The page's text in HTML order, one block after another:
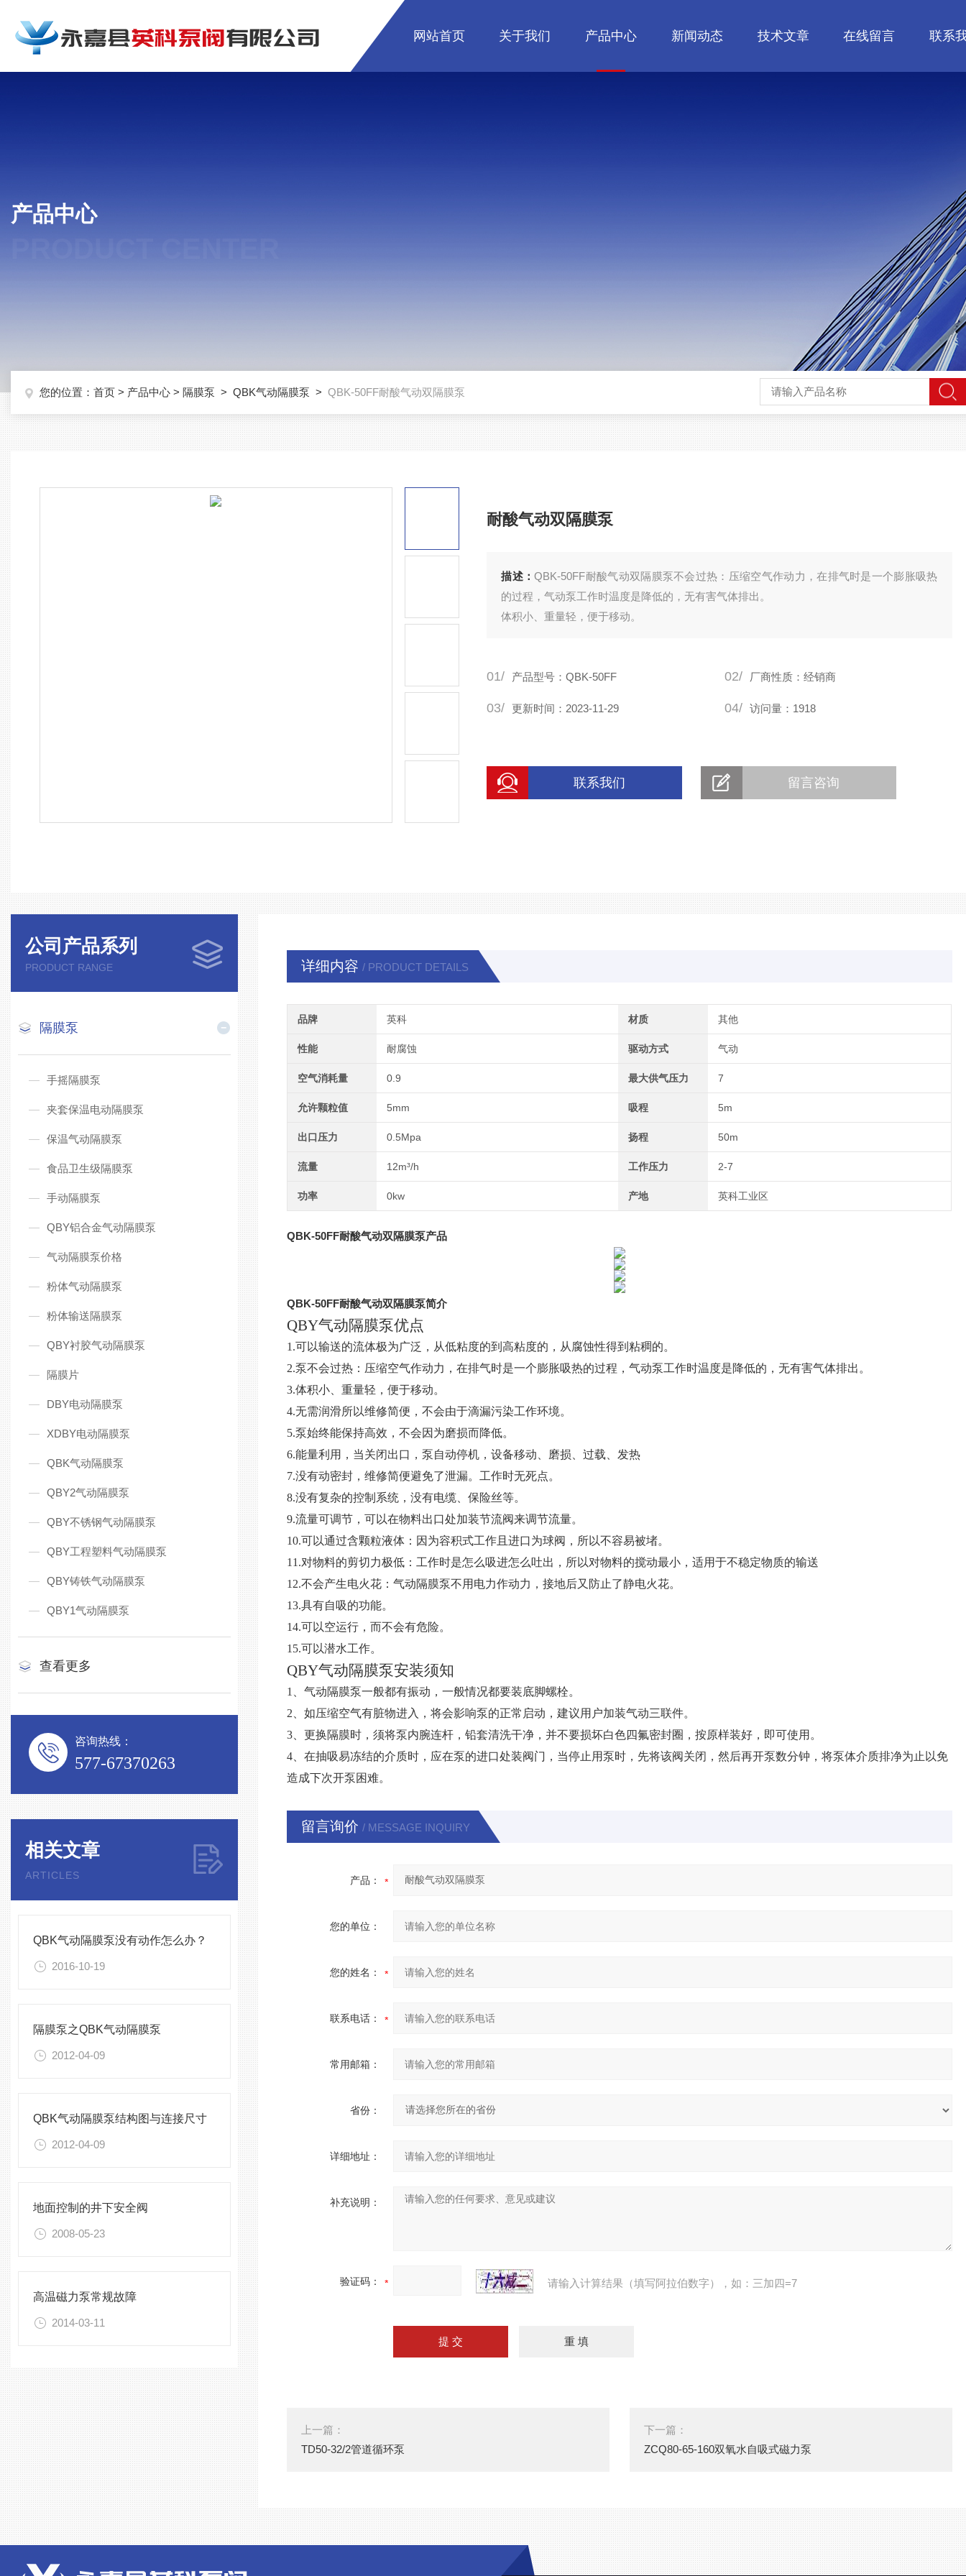
网站首页 关于我们 产品中心 新闻动态 技术文章 在线留言 联系
产品中心
您的位置： 首页 > 产品中心 > 隔膜泵 > QBK气动隔膜泵 > QBK-50FF耐酸气动双隔膜泵
耐酸气动双隔膜泵
描述：QBK-50FF耐酸气动双隔膜泵不会过热：压缩空气作动力，在排气时是一个膨胀吸热
的过程，气动泵工作时温度是降低的，无有害气体排出。
体积小、重量轻，便于移动。
01/ 产品型号：QBK-50FF 02/ 厂商性质：经销商
03/ 更新时间：2023-11-29 04/ 访问量：1918
联系我们 留言咨询
公司产品系列
PRODUCT RANGE
隔膜泵
手摇隔膜泵
夹套保温电动隔膜泵
保温气动隔膜泵
食品卫生级隔膜泵
手动隔膜泵
QBY铝合金气动隔膜泵
气动隔膜泵价格
粉体气动隔膜泵
粉体输送隔膜泵
QBY衬胶气动隔膜泵
隔膜片
DBY电动隔膜泵
XDBY电动隔膜泵
QBK气动隔膜泵
QBY2气动隔膜泵
QBY不锈钢气动隔膜泵
QBY工程塑料气动隔膜泵
QBY铸铁气动隔膜泵
QBY1气动隔膜泵
查看更多
咨询热线：
577-67370263
相关文章
ARTICLES
QBK气动隔膜泵没有动作怎么办？
2016-10-19
隔膜泵之QBK气动隔膜泵
2012-04-09
QBK气动隔膜泵结构图与连接尺寸
2012-04-09
地面控制的井下安全阀
2008-05-23
高温磁力泵常规故障
2014-03-11
详细内容 / PRODUCT DETAILS
品牌 英科 材质 其他
性能 耐腐蚀 驱动方式 气动
空气消耗量 0.9 最大供气压力 7
允许颗粒值 5mm 吸程 5m
出口压力 0.5Mpa 扬程 50m
流量 12m³/h 工作压力 2-7
功率 0kw 产地 英科工业区
QBK-50FF耐酸气动双隔膜泵产品
QBK-50FF耐酸气动双隔膜泵简介
QBY气动隔膜泵优点
1.可以输送的流体极为广泛，从低粘度的到高粘度的，从腐蚀性得到粘稠的。
2.泵不会过热：压缩空气作动力，在排气时是一个膨胀吸热的过程，气动泵工作时温度是降低的，无有害气体排出。
3.体积小、重量轻，便于移动。
4.无需润滑所以维修简便，不会由于滴漏污染工作环境。
5.泵始终能保持高效，不会因为磨损而降低。
6.能量利用，当关闭出口，泵自动停机，设备移动、磨损、过载、发热
7.没有动密封，维修简便避免了泄漏。工作时无死点。
8.没有复杂的控制系统，没有电缆、保险丝等。
9.流量可调节，可以在物料出口处加装节流阀来调节流量。
10.可以通过含颗粒液体：因为容积式工作且进口为球阀，所以不容易被堵。
11.对物料的剪切力极低：工作时是怎么吸进怎么吐出，所以对物料的搅动最小，适用于不稳定物质的输送
12.不会产生电火花：气动隔膜泵不用电力作动力，接地后又防止了静电火花。
13.具有自吸的功能。
14.可以空运行，而不会有危险。
15.可以潜水工作。
QBY气动隔膜泵安装须知
1、气动隔膜泵一般都有振动，一般情况都要装底脚螺栓。
2、如压缩空气有脏物进入，将会影响泵的正常启动，建议用户加装气动三联件。
3、更换隔膜时，须将泵内腕连杆，铅套清洗干净，并不要损坏白色四氟密封圈，按原样装好，即可使用。
4、在抽吸易冻结的介质时，应在泵的进口处装阀门，当停止用泵时，先将该阀关闭，然后再开泵数分钟，将泵体介质排净为止以免
造成下次开泵困难。
留言询价 / MESSAGE INQUIRY
产品：
您的单位：
您的姓名：
联系电话：
常用邮箱：
省份：
详细地址：
补充说明：
验证码： 请输入计算结果（填写阿拉伯数字），如：三加四=7
上一篇：
TD50-32/2管道循环泵
下一篇：
ZCQ80-65-160双氧水自吸式磁力泵